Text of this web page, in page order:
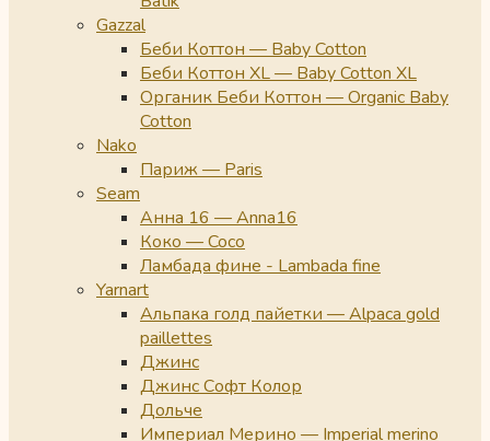
Gazzal
Беби Коттон — Baby Cotton
Беби Коттон XL — Baby Cotton XL
Органик Беби Коттон — Organic Baby
Cotton
Nako
Париж — Paris
Seam
Анна 16 — Anna16
Коко — Coco
Ламбада фине - Lambada fine
Yarnart
Альпака голд пайетки — Alpaca gold
paillettes
Джинс
Джинс Софт Колор
Дольче
Империал Мерино — Imperial merino